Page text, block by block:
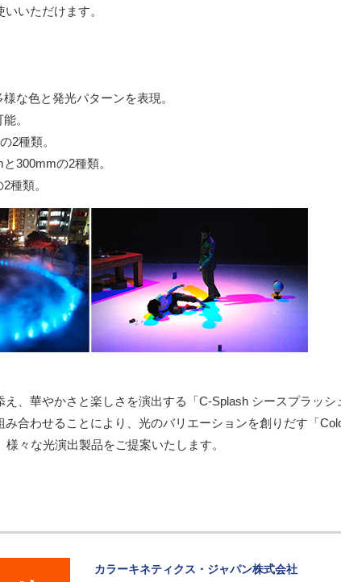
いただけます。
な色と発光パターンを表現。
。
2種類。
300mmの2種類。
種類。
、華やかさと楽しさを演出する「C-Splash シースプラッシ
合わせることにより、光のバリエーションを創りだす「
々な光演出製品をご提案いたします。
カラーキネティクス・ジャパン株式会社